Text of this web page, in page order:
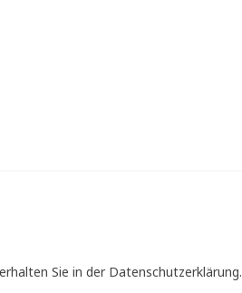
Sie in der Datenschutzerklärung.